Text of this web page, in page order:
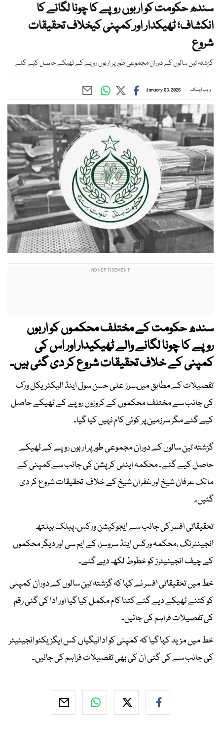
سندھ حکومت کو اربوں روپے کا چونا لگانے کا
انکشاف؛ ٹھیکدار اور کمپنی کیخلاف تحقیقات
شروع
گزشتہ تین سالوں کے دوران مجموعی طور پر اربوں روپے کے ٹھیکے حاصل کیے گئے
ویب ڈیسک January 03, 2026
سندھ حکومت کے مختلف محکموں کو اربوں
روپے کا چونا لگانے والے ٹھیکیدار اور اس کی
کمپنی کے خلاف تحقیقات شروع کر دی گئی ہیں۔
تفصیلات کے مطابق میںسرز علی حسن سول اینڈ الیکٹریکل ورک
کی جانب سے مختلف محکموں کے کروڑوں روپے کے ٹھیکے حاصل
کیے گئے مگر سرزمین پر کوئی کام نہیں کیا گیا۔
گزشتہ تین سالوں کے دوران مجموعی طور پر اربوں روپے کے ٹھیکے
حاصل کیے گئے۔ محکمہ اینٹی کرپشن کی جانب سےکمپنی کے
مالک عرفان شیخ اور غفران شیخ کے خلاف تحقیقات شروع کر دی
گئیں۔
تحقیقاتی افسر کی جانب سے ایجوکیشن ورکس، پبلک ہیلتھ
انجینئرنگ ،محکمہ ورکس اینڈ سروسز، کے ایم سی اور دیگر محکموں
کے چیف انجینیئرز کو خطوط لکھ دیے گئے۔
خط میں تحقیقاتی افسر نے کہا کہ گزشتہ تین سالوں کے دوران کمپنی
کو کتنے ٹھیکے دیے گئے کتنا کام مکمل کیا گیا اور ادا کی گئی رقم
کی تفصیلات فراہم کی جائیں۔
خط میں مزید کہا گیا کہ کمپنی کو ادائیگیاں کس ایگزیکٹو انجینیئر
کی جانب سے کی گئی ان کی بھی تفصیلات فراہم کی جائیں۔